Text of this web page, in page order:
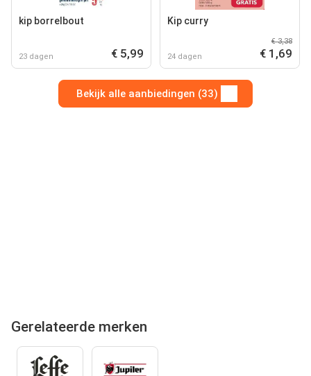
kip borrelbout
23 dagen € 5,99
Kip curry
24 dagen
€ 3,38
€ 1,69
Bekijk alle aanbiedingen (33)
Gerelateerde merken